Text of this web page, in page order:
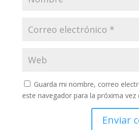
Guarda mi nombre, correo
este navegador para la próxima vez